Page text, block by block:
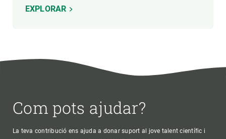
EXPLORAR
Com pots ajudar?
La teva contribució ens ajuda a donar suport al jove talent científic i